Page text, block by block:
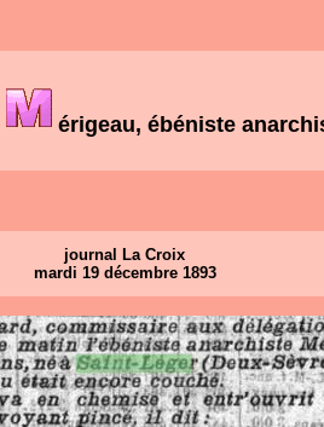
érigeau, ébéniste
journal La Croix
mardi 19 décembre 1893